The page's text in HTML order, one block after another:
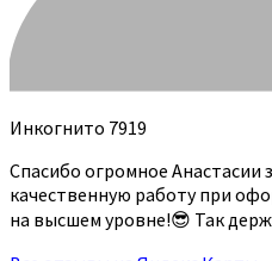
Инкогнито 7919
Спасибо огромное Анастасии
качественную работу при
на высшем уровне!😎 Так